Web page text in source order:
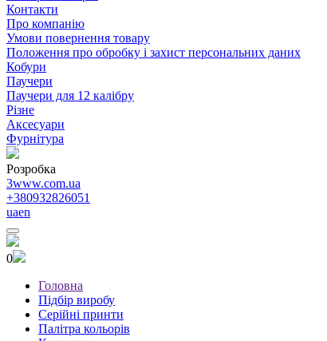
Контакти
Про компанію
Умови повернення товару
Положення про обробку і захист персональних даних
Кобури
Паучери
Паучери для 12 калібру
Різне
Аксесуари
Фурнітура
Розробка
3www.com.ua
+380932826051
uaen
0
Головна
Підбір виробу
Серійні принти
Палітра кольорів